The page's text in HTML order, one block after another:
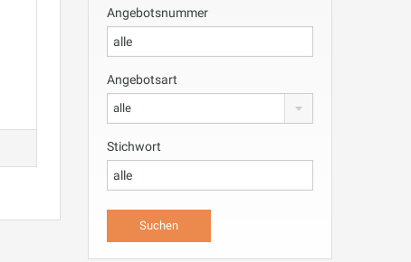
Angebotsnummer
Angebotsart
alle
Stichwort